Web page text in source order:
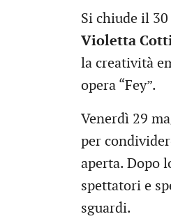
Si chiude il
Violetta
la creatività
opera “Fey”.
Venerdì 29
per
aperta. Dopo
spettatori e
sguardi.